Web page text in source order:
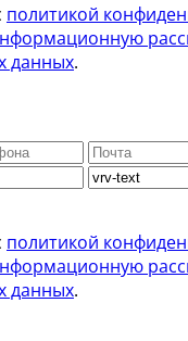
политикой
данных.
политикой
данных.